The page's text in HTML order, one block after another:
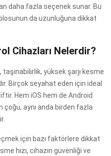
daha fazla seçenek sunar. Bu
da uzunluğuna dikkat
Cihazları Nelerdir?
yüksek şarjı kesme
Birçok seyahat eden için ideal
Hem iOS hem de Android
çoğu, aynı anda birden fazla
için bazı faktörlere dikkat
hızı, cihazın güvenliği ve